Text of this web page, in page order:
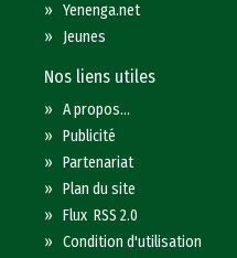
»Yenenga.net
» Jeunes
Nos liens utiles
»A propos...
»Publicité
»Partenariat
»Plan du site
»Flux RSS 2.0
»Condition d'utilisation